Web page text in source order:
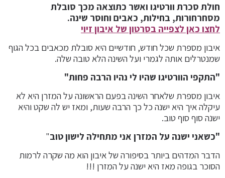
חולת סכרת וורטיגו ואשר כתוצאה מכך סובלת
מסחרחורות, בחילות, כאבים וחוסר שינה.
לחצו כאן לצפייה בסרטון של איבון זיוי
איבון מספרת שכל חודש, חודשיים היא סובלת מכאבים בכל הגוף
שמנטרלים אותה לגמרי ועל השינה הלא טובה שלה.
"התקפי הוורטיגו שהיו לי נהיו הרבה פחות"
איבון מספרת שלאחר השינה בפעם הראשונה על המזרן היא לא
עיקלה איך היא ישנה כל כך הרבה שעות, ומאז יש לה שקט והיא
ישנה סוף סוף טוב.
"כשאני ישנה על המזרן אני מתחילה לישון טוב"
הדבר המדהים ביותר בסיפורה של איבון הוא מה שקרה לרמות
הסוכר בגופה מאז היא ישנה על המזרן !!!